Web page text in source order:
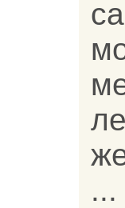
...